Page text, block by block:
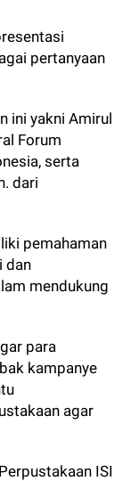
pertanyaan
ini yakni Amirul
Forum
serta
dari
pemahaman
dan
mendukung
para
kampanye
agar
ISI